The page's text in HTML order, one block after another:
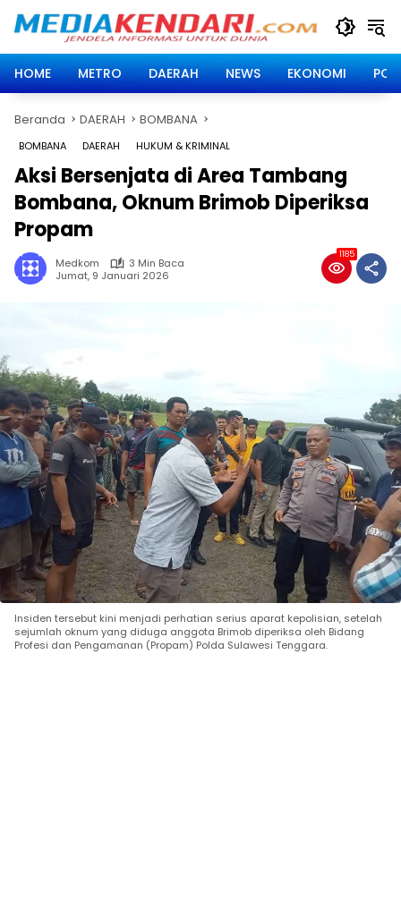
HOME
METRO DAERAH NEWS EKONOMI
Beranda DAERAH BOMBANA
BOMBANA DAERAH HUKUM & KRIMINAL
Aksi Bersenjata di Area Tambang
Bombana, Oknum Brimob Diperiksa
Propam
Medkom
3 Min Baca
Jumat, 9 Januari 2026
1185
Insiden tersebut kini menjadi perhatian serius aparat kepolisian, setelah
sejumlah oknum yang diduga anggota Brimob diperiksa oleh Bidang
Profesi dan Pengamanan (Propam) Polda Sulawesi Tenggara.